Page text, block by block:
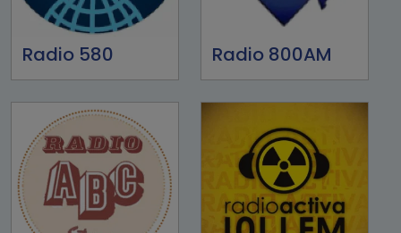
Radio 580 Radio 800AM